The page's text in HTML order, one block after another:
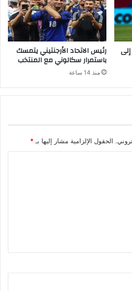
رئيس الاتحاد الأرجنتيني يتمسك
باستمرار سكالوني مع المنتخب
منذ 14 ساعة
الحقول الإلزامية مشار إليها بـ *